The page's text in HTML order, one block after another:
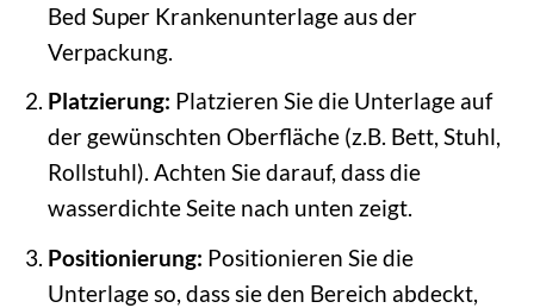
Bed Super Krankenunterlage aus der
Verpackung.
Platzierung: Platzieren Sie die Unterlage auf
der gewünschten Oberfläche (z.B. Bett, Stuhl,
Rollstuhl). Achten Sie darauf, dass die
wasserdichte Seite nach unten zeigt.
Positionierung: Positionieren Sie die
Unterlage so, dass sie den Bereich abdeckt,